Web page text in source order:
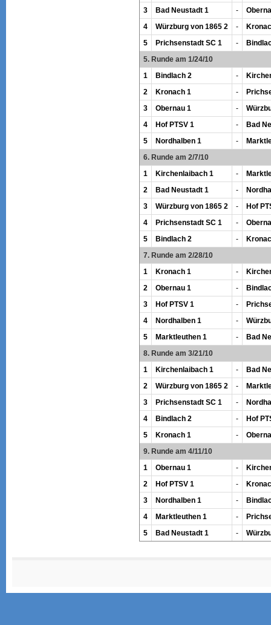
3
Bad Neustadt 1 -
4
Würzburg von 1865 2 -
5
Prichsenstadt SC 1 -
5. Runde am 1/24/10
1
Bindlach 2 -
2
Kronach 1 -
3
Obernau 1 -
4
Hof PTSV 1 -
Bad
5
Nordhalben 1 -
6. Runde am 2/7/10
1
Kirchenlaibach 1 -
2
Bad Neustadt 1 -
3
Würzburg von 1865 2 -
Hof
4
Prichsenstadt SC 1 -
5
Bindlach 2 -
7. Runde am 2/28/10
1
Kronach 1 -
2
Obernau 1 -
3
Hof PTSV 1 -
4
Nordhalben 1 -
5
Marktleuthen 1 -
Bad
8. Runde am 3/21/10
1
Kirchenlaibach 1 -
Bad
2
Würzburg von 1865 2 -
3
Prichsenstadt SC 1 -
4
Bindlach 2 -
Hof
5
Kronach 1 -
9. Runde am 4/11/10
1
Obernau 1 -
2
Hof PTSV 1 -
3
Nordhalben 1 -
4
Marktleuthen 1 -
5
Bad Neustadt 1 -